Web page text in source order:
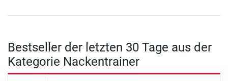
Bestseller der letzten 30 Tage aus der
Kategorie Nackentrainer